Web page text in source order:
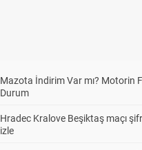
Mazota İndirim Var mı? Motorin
Durum
Hradec Kralove Beşiktaş maçı
izle